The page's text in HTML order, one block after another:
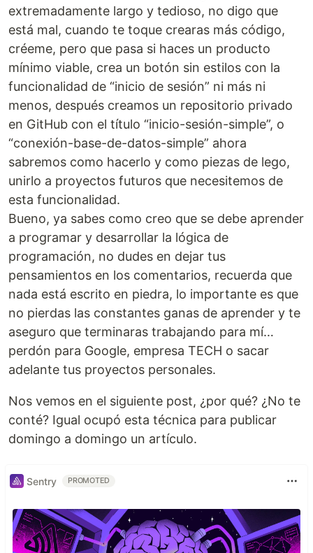
extremadamente largo y tedioso, no digo que
está mal, cuando te toque crearas más código,
créeme, pero que pasa si haces un producto
mínimo viable, crea un botón sin estilos con la
funcionalidad de “inicio de sesión” ni más ni
menos, después creamos un repositorio privado
en GitHub con el título “inicio-sesión-simple”, o
“conexión-base-de-datos-simple” ahora
sabremos como hacerlo y como piezas de lego,
unirlo a proyectos futuros que necesitemos de
esta funcionalidad.
Bueno, ya sabes como creo que se debe aprender
a programar y desarrollar la lógica de
programación, no dudes en dejar tus
pensamientos en los comentarios, recuerda que
nada está escrito en piedra, lo importante es que
no pierdas las constantes ganas de aprender y te
aseguro que terminaras trabajando para mí…
perdón para Google, empresa TECH o sacar
adelante tus proyectos personales.
Nos vemos en el siguiente post, ¿por qué? ¿No te
conté? Igual ocupó esta técnica para publicar
domingo a domingo un artículo.
Sentry PROMOTED